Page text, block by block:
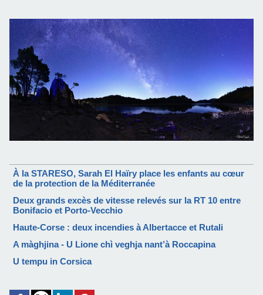
À la STARESO, Sarah El Haïry place les enfants au cœur
de la protection de la Méditerranée
Deux grands excès de vitesse relevés sur la RT 10 entre
Bonifacio et Porto-Vecchio
Haute-Corse : deux incendies à Albertacce et Rutali
A màghjina - U Lione chì veghja nant’à Roccapina
U tempu in Corsica